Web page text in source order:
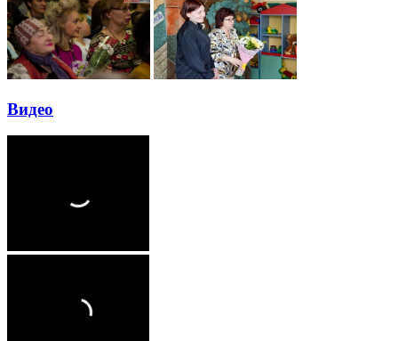
Видео